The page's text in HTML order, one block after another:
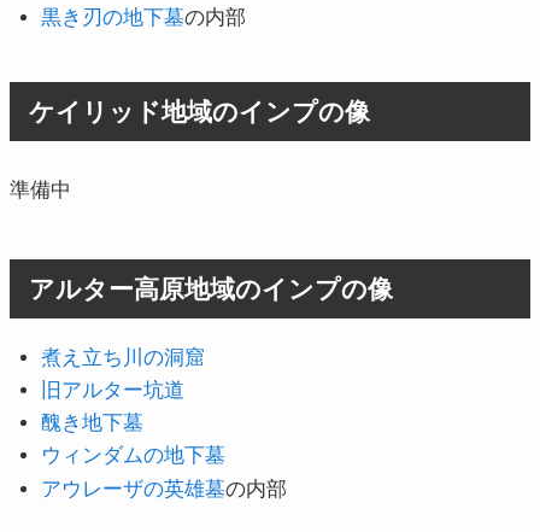
黒き刃の地下墓の内部
ケイリッド地域のインプの像
準備中
アルター高原地域のインプの像
煮え立ち川の洞窟
旧アルター坑道
醜き地下墓
ウィンダムの地下墓
アウレーザの英雄墓の内部